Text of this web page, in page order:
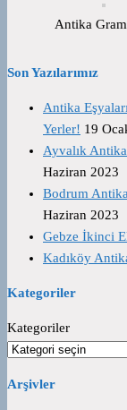
Antika
Son Yazılarımız
Antika
Yerler! 19
Ayvalık Antika
Haziran 2023
Bodrum
Haziran 2023
Gebze İkinci
Kadıköy
Kategoriler
Kategoriler
Arşivler